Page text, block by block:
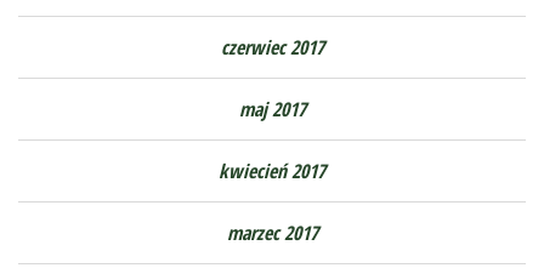
czerwiec 2017
maj 2017
kwiecień 2017
marzec 2017